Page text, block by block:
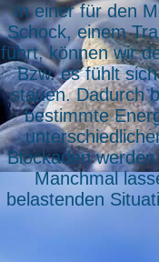
In einer für den
Schock, einem
führt, können wir
Bzw. es fühlt
stauen. Dadurch
bestimmte
Blockaden
Manchmal
belastenden